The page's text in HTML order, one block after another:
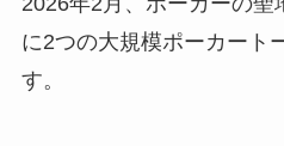
に2つの大規模ポーカート
す。